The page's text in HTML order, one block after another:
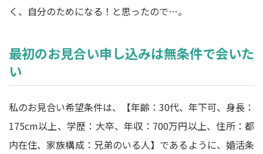
く、自分のためになる！と思ったので…。
最初のお見合い申し込みは無条件で会いた
い
私のお見合い希望条件は、【年齢：30代、年下可、身長：
175cm以上、学歴：大卒、年収：700万円以上、住所：都
内在住、家族構成：兄弟のいる人】であるように、婚活条